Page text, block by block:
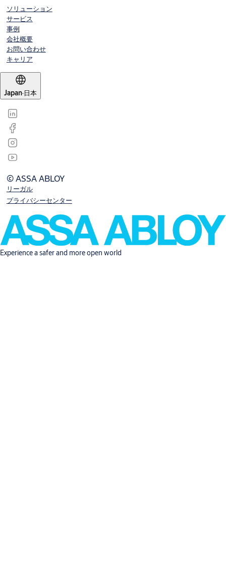
ソリューション
サービス
事例
会社概要
お問い合わせ
キャリア
Japan·日本
© ASSA ABLOY
リーガル
プライバシーセンター
Experience a safer and more open world